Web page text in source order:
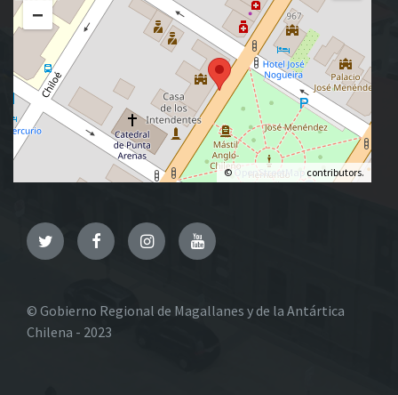
−
© OpenStreetMap contributors.
TwitterFacebookInstagramYouTube
© Gobierno Regional de Magallanes y de la Antártica
Chilena - 2023